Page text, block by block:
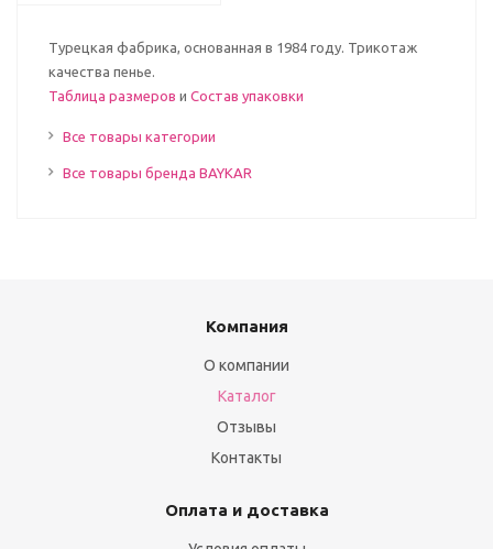
Турецкая фабрика, основанная в 1984 году. Трикотаж
качества пенье.
Таблица размеров и Состав упаковки
Все товары категории
Все товары бренда BAYKAR
Компания
О компании
Каталог
Отзывы
Контакты
Оплата и доставка